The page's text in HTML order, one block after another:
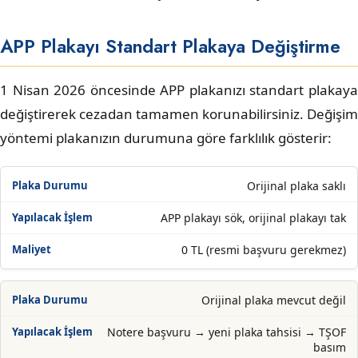
APP Plakayı Standart Plakaya Değiştirme
1 Nisan 2026 öncesinde APP plakanızı standart plakaya
değiştirerek cezadan tamamen korunabilirsiniz. Değişim
yöntemi plakanızın durumuna göre farklılık gösterir:
Orijinal plaka saklı
APP plakayı sök, orijinal plakayı tak
0 TL (resmi başvuru gerekmez)
Orijinal plaka mevcut değil
Notere başvuru → yeni plaka tahsisi → TŞOF
basım